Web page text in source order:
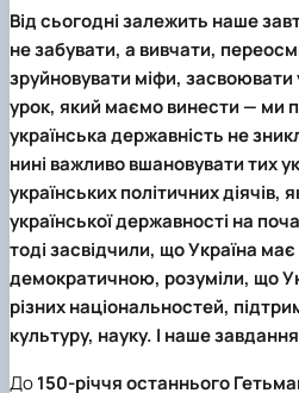
Іноземні мови
Їдальні та
Студентські
Центр
Психологічна
Рада молодих
Наукові школи
Стартап
Методичні
Форми
Патентно-
ЦКНО
садово-паркове
Обладнання
Біоетична комісія
Наукові видання
Досліднику та
Звіт про
Наукові
Наукові
Пам'ятка про
заходів
Порядок
проведення НТЗ
Результати
Монографії
Наука для бізнесу
Каталог
«SEB-2024»
«SEB-2025»
Наглядова
Рада
Благодійний
2020»
Історія
Видатні
Звіт ректора
Пам'яті
Почесні
Пресслужба
Вибори
Програма
ініціатива – 2025»
Доступ до публічної
Державні закупівлі
Офіційна символіка
Антикорупційні
Уповноважена
виявлення
Положення
уповноваженого
Національні
Нормативно-
Інформаційні
Методичні
Гендерна радниця
Контактна
Від сьогодні залежить наше
не забувати, а вивчати,
зруйновувати міфи,
урок, який маємо винести — ми
українська державність не
нині важливо вшановувати тих
українських політичних діячів,
української державності на
тоді засвідчили, що Україна
демократичною, розуміли, що
різних національностей,
культуру, науку. І наше
До150-річчя останнього